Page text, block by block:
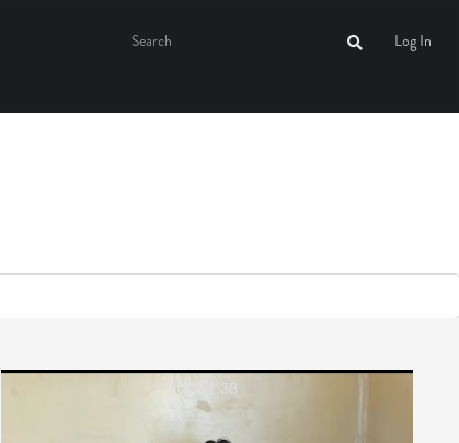
Log In
01:21:38